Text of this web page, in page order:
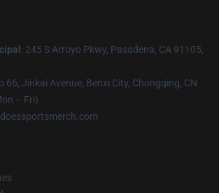
: 245 S Arroyo Pkwy, Pasadena, CA 91105,
66, Jinkai Avenue, Benxi City, Chongqing, CN
– Fri)